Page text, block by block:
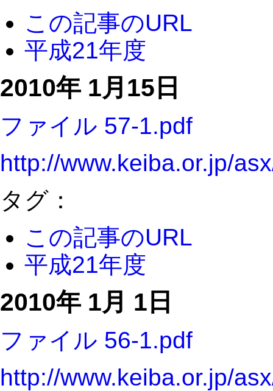
この記事のURL
平成21年度
2010年 1月15日
ファイル 57-1.pdf
http://www.keiba.or.jp/
タグ：
この記事のURL
平成21年度
2010年 1月 1日
ファイル 56-1.pdf
http://www.keiba.or.jp/